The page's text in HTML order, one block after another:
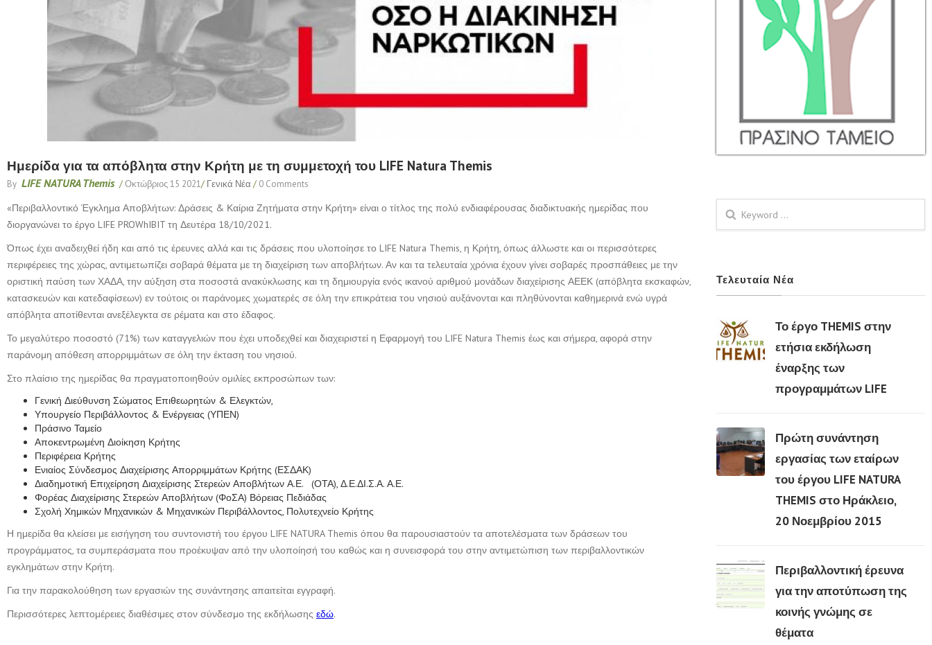
Ημερίδα για τα απόβλητα στην Κρήτη με τη συμμετοχή του LIFE Natura Themis
By LIFE NATURA Themis /Οκτώβριος 15 2021/ Γενικά Νέα / 0 Comments
«Περιβαλλοντικό Έγκλημα Αποβλήτων: Δράσεις & Καίρια Ζητήματα στην Κρήτη» είναι ο τίτλος της πολύ ενδιαφέρουσας διαδικτυακής ημερίδας που
διοργανώνει το έργο LIFE PROWhIBIT τη Δευτέρα 18/10/2021.
Όπως έχει αναδειχθεί ήδη και από τις έρευνες αλλά και τις δράσεις που υλοποίησε το LIFE Natura Themis, η Κρήτη, όπως άλλωστε και οι περισσότερες
περιφέρειες της χώρας, αντιμετωπίζει σοβαρά θέματα με τη διαχείριση των αποβλήτων. Αν και τα τελευταία χρόνια έχουν γίνει σοβαρές προσπάθειες με την
οριστική παύση των ΧΑΔΑ, την αύξηση στα ποσοστά ανακύκλωσης και τη δημιουργία ενός ικανού αριθμού μονάδων διαχείρισης ΑΕΕΚ (απόβλητα εκσκαφών,
κατασκευών και κατεδαφίσεων) εν τούτοις οι παράνομες χωματερές σε όλη την επικράτεια του νησιού αυξάνονται και πληθύνονται καθημερινά ενώ υγρά
απόβλητα αποτίθενται ανεξέλεγκτα σε ρέματα και στο έδαφος.
Το μεγαλύτερο ποσοστό (71%) των καταγγελιών που έχει υποδεχθεί και διαχειριστεί η Εφαρμογή του LIFE Natura Themis έως και σήμερα, αφορά στην
παράνομη απόθεση απορριμμάτων σε όλη την έκταση του νησιού.
Στο πλαίσιο της ημερίδας θα πραγματοποιηθούν ομιλίες εκπροσώπων των:
Γενική Διεύθυνση Σώματος Επιθεωρητών & Ελεγκτών,
Υπουργείο Περιβάλλοντος & Ενέργειας (ΥΠΕΝ)
Πράσινο Ταμείο
Αποκεντρωμένη Διοίκηση Κρήτης
Περιφέρεια Κρήτης
Ενιαίος Σύνδεσμος Διαχείρισης Απορριμμάτων Κρήτης (ΕΣΔΑΚ)
Διαδημοτική Επιχείρηση Διαχείρισης Στερεών Αποβλήτων Α.Ε. (ΟΤΑ), Δ.Ε.ΔΙ.Σ.Α. Α.Ε.
Φορέας Διαχείρισης Στερεών Αποβλήτων (ΦοΣΑ) Βόρειας Πεδιάδας
Σχολή Χημικών Μηχανικών & Μηχανικών Περιβάλλοντος, Πολυτεχνείο Κρήτης
Η ημερίδα θα κλείσει με εισήγηση του συντονιστή του έργου LIFE NATURA Themis όπου θα παρουσιαστούν τα αποτελέσματα των δράσεων του
προγράμματος, τα συμπεράσματα που προέκυψαν από την υλοποίησή του καθώς και η συνεισφορά του στην αντιμετώπιση των περιβαλλοντικών
εγκλημάτων στην Κρήτη.
Για την παρακολούθηση των εργασιών της συνάντησης απαιτείται εγγραφή.
Περισσότερες λεπτομέρειες διαθέσιμες στον σύνδεσμο της εκδήλωσης εδώ.
Φόρμα αναζήτησης
Τελευταία Νέα
Το έργο THEMIS στην
ετήσια εκδήλωση
έναρξης των
προγραμμάτων LIFE
Πρώτη συνάντηση
εργασίας των εταίρων
του έργου LIFE NATURA
THEMIS στο Ηράκλειο,
20 Νοεμβρίου 2015
Περιβαλλοντική έρευνα
για την αποτύπωση της
κοινής γνώμης σε
θέματα